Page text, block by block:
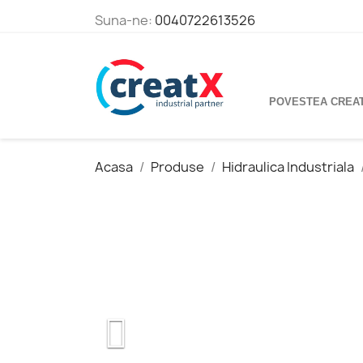
Suna-ne: 0040722613526
POVESTEA
Acasa Produse Hidraulica Industriala
